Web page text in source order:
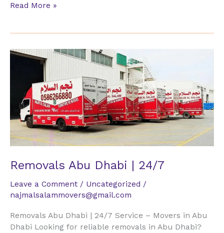
Read More »
Removals Abu Dhabi | 24/7
Leave a Comment / Uncategorized /
najmalsalammovers@gmail.com
Removals Abu Dhabi | 24/7 Service – Movers in Abu
Dhabi Looking for reliable removals in Abu Dhabi?
Removals
24/7